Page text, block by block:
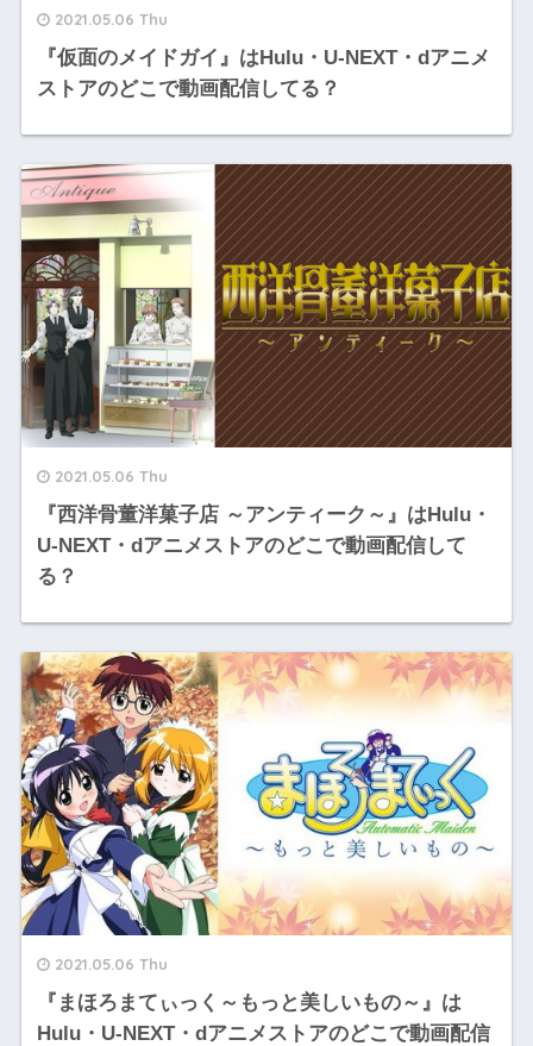
2021.05.06 Thu
『仮面のメイドガイ』はHulu・U-NEXT・dアニメ
ストアのどこで動画配信してる？
2021.05.06 Thu
『西洋骨董洋菓子店 ～アンティーク～』はHulu・
U-NEXT・dアニメストアのどこで動画配信して
る？
2021.05.06 Thu
『まほろまてぃっく～もっと美しいもの～』は
Hulu・U-NEXT・dアニメストアのどこで動画配信